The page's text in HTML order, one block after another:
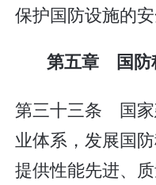
保护国防设施的安
第五章 国防
第三十三条 国家
业体系，发展国
提供性能先进、